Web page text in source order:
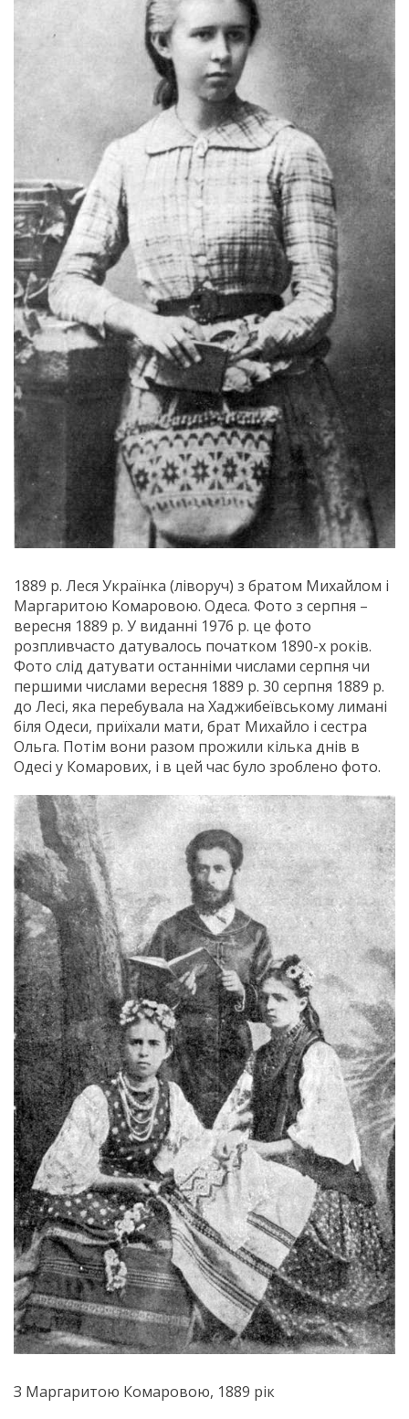
1889 р. Леся Українка (ліворуч) з братом Михайлом і
Маргаритою Комаровою. Одеса. Фото з серпня –
вересня 1889 р. У виданні 1976 р. це фото
розпливчасто датувалось початком 1890-х років.
Фото слід датувати останніми числами серпня чи
першими числами вересня 1889 р. 30 серпня 1889 р.
до Лесі, яка перебувала на Хаджибеївському лимані
біля Одеси, приїхали мати, брат Михайло і сестра
Ольга. Потім вони разом прожили кілька днів в
Одесі у Комарових, і в цей час було зроблено фото.
З Маргаритою Комаровою, 1889 рік